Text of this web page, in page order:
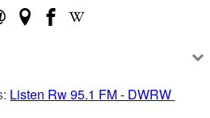
Listen Rw 95.1 FM - DWRW